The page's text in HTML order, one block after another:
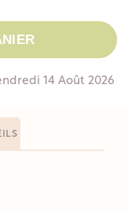
14 Août 2026